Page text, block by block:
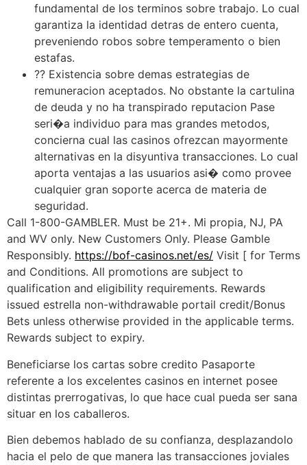
fundamental de los terminos sobre trabajo. Lo cual
garantiza la identidad detras de entero cuenta,
preveniendo robos sobre temperamento o bien
estafas.
?? Existencia sobre demas estrategias de
remuneracion aceptados. No obstante la cartulina
de deuda y no ha transpirado reputacion Pase
seri�a individuo para mas grandes metodos,
concierna cual las casinos ofrezcan mayormente
alternativas en la disyuntiva transacciones. Lo cual
aporta ventajas a las usuarios asi� como provee
cualquier gran soporte acerca de materia de
seguridad.
Call 1-800-GAMBLER. Must be 21+. Mi propia, NJ, PA
and WV only. New Customers Only. Please Gamble
Responsibly. https://bof-casinos.net/es/ Visit [ for Terms
and Conditions. All promotions are subject to
qualification and eligibility requirements. Rewards
issued estrella non-withdrawable portail credit/Bonus
Bets unless otherwise provided in the applicable terms.
Rewards subject to expiry.
Beneficiarse los cartas sobre credito Pasaporte
referente a los excelentes casinos en internet posee
distintas prerrogativas, lo que hace cual pueda ser sana
situar en los caballeros.
Bien debemos hablado de su confianza, desplazandolo
hacia el pelo de que manera las transacciones joviales